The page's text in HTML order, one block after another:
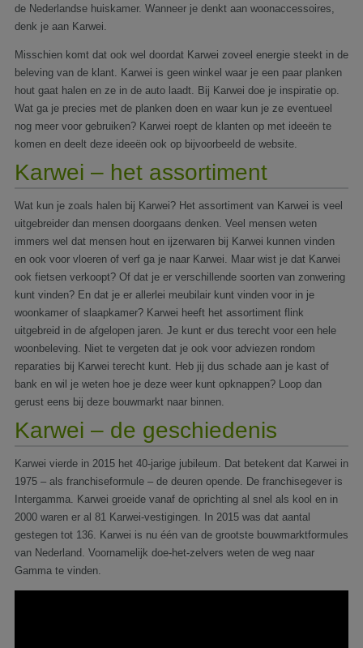
de Nederlandse huiskamer. Wanneer je denkt aan woonaccessoires,
denk je aan Karwei.
Misschien komt dat ook wel doordat Karwei zoveel energie steekt in de
beleving van de klant. Karwei is geen winkel waar je een paar planken
hout gaat halen en ze in de auto laadt. Bij Karwei doe je inspiratie op.
Wat ga je precies met de planken doen en waar kun je ze eventueel
nog meer voor gebruiken? Karwei roept de klanten op met ideeën te
komen en deelt deze ideeën ook op bijvoorbeeld de website.
Karwei – het assortiment
Wat kun je zoals halen bij Karwei? Het assortiment van Karwei is veel
uitgebreider dan mensen doorgaans denken. Veel mensen weten
immers wel dat mensen hout en ijzerwaren bij Karwei kunnen vinden
en ook voor vloeren of verf ga je naar Karwei. Maar wist je dat Karwei
ook fietsen verkoopt? Of dat je er verschillende soorten van zonwering
kunt vinden? En dat je er allerlei meubilair kunt vinden voor in je
woonkamer of slaapkamer? Karwei heeft het assortiment flink
uitgebreid in de afgelopen jaren. Je kunt er dus terecht voor een hele
woonbeleving. Niet te vergeten dat je ook voor adviezen rondom
reparaties bij Karwei terecht kunt. Heb jij dus schade aan je kast of
bank en wil je weten hoe je deze weer kunt opknappen? Loop dan
gerust eens bij deze bouwmarkt naar binnen.
Karwei – de geschiedenis
Karwei vierde in 2015 het 40-jarige jubileum. Dat betekent dat Karwei in
1975 – als franchiseformule – de deuren opende. De franchisegever is
Intergamma. Karwei groeide vanaf de oprichting al snel als kool en in
2000 waren er al 81 Karwei-vestigingen. In 2015 was dat aantal
gestegen tot 136. Karwei is nu één van de grootste bouwmarktformules
van Nederland. Voornamelijk doe-het-zelvers weten de weg naar
Gamma te vinden.